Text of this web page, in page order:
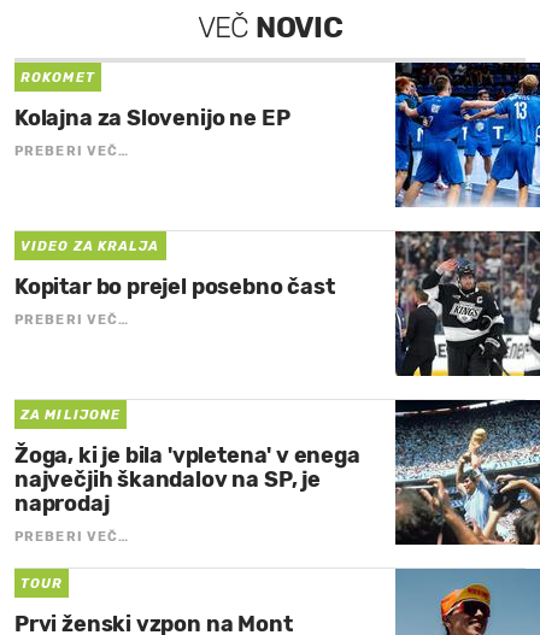
VEČ NOVIC
ROKOMET
Kolajna za Slovenijo ne EP
PREBERI VEČ…
VIDEO ZA KRALJA
Kopitar bo prejel posebno čast
PREBERI VEČ…
ZA MILIJONE
Žoga, ki je bila 'vpletena' v enega
največjih škandalov na SP, je
naprodaj
PREBERI VEČ…
TOUR
Prvi ženski vzpon na Mont